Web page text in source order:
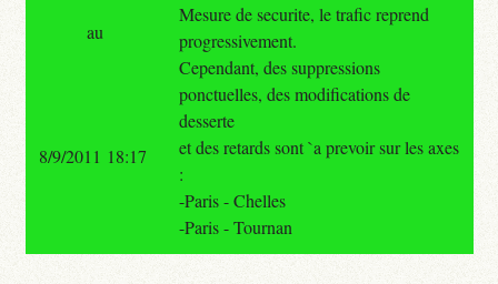
Mesure de securite, le trafic reprend
progressivement.
Cependant, des suppressions
ponctuelles, des modifications de
desserte
et des retards sont `a prevoir sur les axes
:
-Paris - Chelles
-Paris - Tournan
au
8/9/2011 18:17